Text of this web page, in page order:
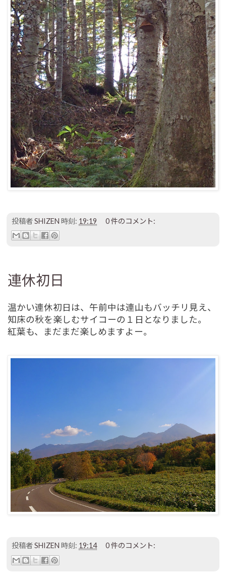
投稿者SHIZEN 時刻: 19:19 0 件のコメント:
連休初日
温かい連休初日は、午前中は連山もバッチリ見え、
知床の秋を楽しむサイコーの１日となりました。
紅葉も、まだまだ楽しめますよー。
投稿者SHIZEN 時刻: 19:14 0 件のコメント: